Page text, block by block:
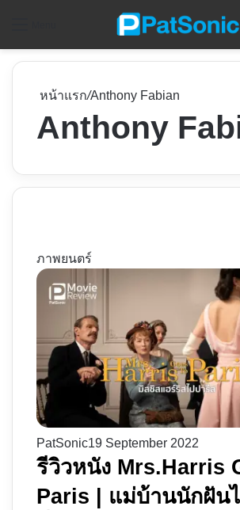
หน้าแรก/Anthony Fabian
Anthony
ภาพยนตร์
PatSonic19 September 2022
รีวิวหนัง Mrs.Harris
Paris | แม่บ้านนักฝัน